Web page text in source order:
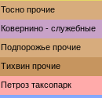
Тосно прочие
Ковернино - служебные
Подпорожье прочие
Тихвин прочие
Петроз таксопарк